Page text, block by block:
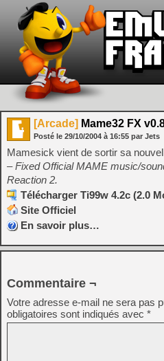
[Arcade] Mame32 FX
Posté le 29/10/2004 à 16:55 par Jets
Mamesick vient de sortir sa
– Fixed Official MAME music/
Reaction 2.
Télécharger Ti99w 4.2c (2.0
Site Officiel
En savoir plus…
Commentaire ¬
Votre adresse e-mail ne sera pas
obligatoires sont indiqués avec *